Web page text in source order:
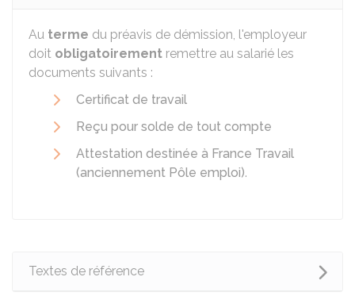
Au terme du préavis de démission, l'employeur
doit obligatoirement remettre au salarié les
documents suivants :
Certificat de travail
Reçu pour solde de tout compte
Attestation destinée à France Travail
(anciennement Pôle emploi).
Textes de référence